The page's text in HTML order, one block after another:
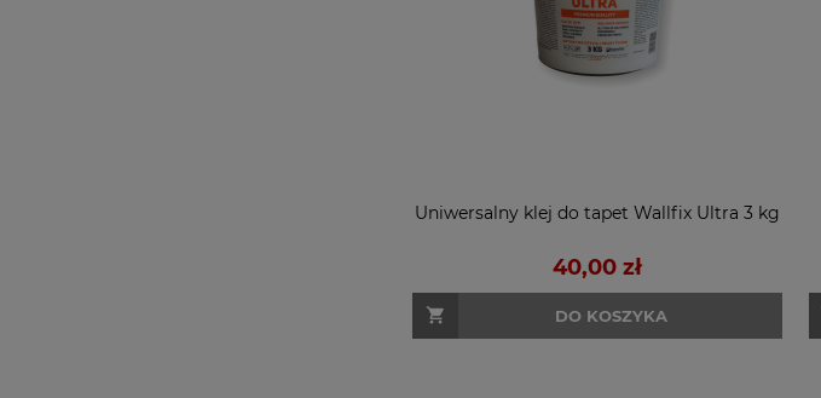
Uniwersalny klej do tapet Wallfix Ultra 3 kg
40,00 zł
DO KOSZYKA